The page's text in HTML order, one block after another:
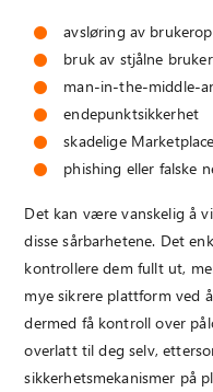
avsløring av
bruk av stjålne
man-in-the-middle-
endepunktsikkerhet
skadelige
phishing eller falske
Det kan være vanskelig å
disse sårbarhetene. Det
kontrollere dem fullt ut,
mye sikrere plattform ved
dermed få kontroll over
overlatt til deg selv,
sikkerhetsmekanismer på